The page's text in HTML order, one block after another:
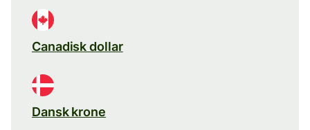
Canadisk dollar
Dansk krone